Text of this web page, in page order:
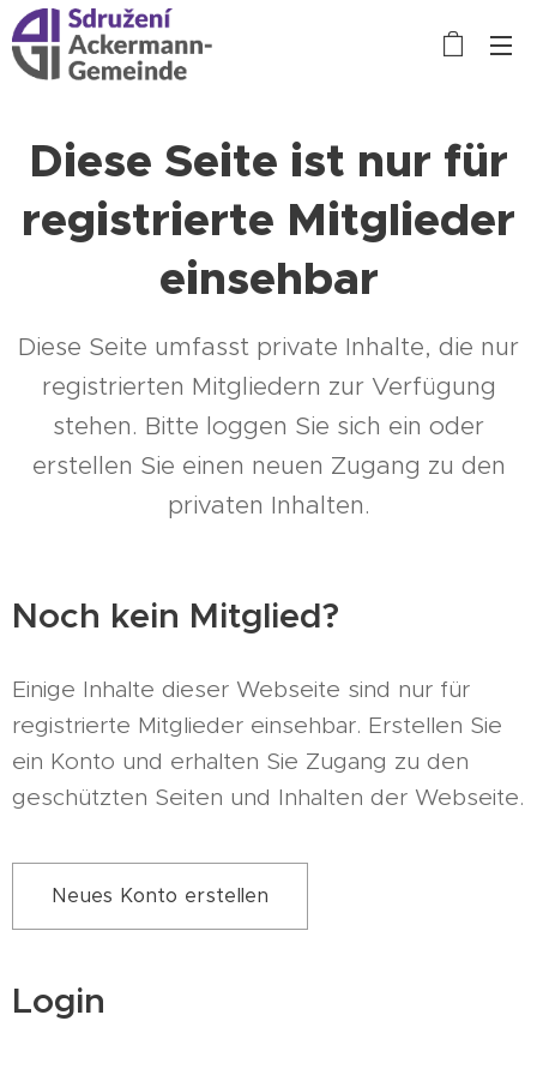
Diese Seite ist nur für
registrierte Mitglieder
einsehbar
Diese Seite umfasst private Inhalte, die nur
registrierten Mitgliedern zur Verfügung
stehen. Bitte loggen Sie sich ein oder
erstellen Sie einen neuen Zugang zu den
privaten Inhalten.
Noch kein Mitglied?
Einige Inhalte dieser Webseite sind nur für
registrierte Mitglieder einsehbar. Erstellen Sie
ein Konto und erhalten Sie Zugang zu den
geschützten Seiten und Inhalten der Webseite.
Neues Konto erstellen
Login